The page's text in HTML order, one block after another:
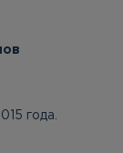
года.